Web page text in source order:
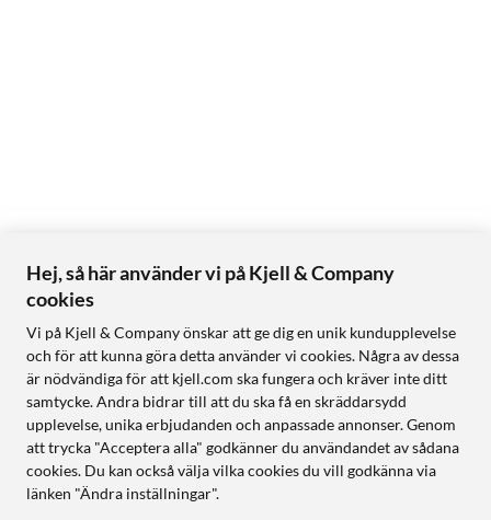
Hej, så här använder vi på Kjell & Company
cookies
Vi på Kjell & Company önskar att ge dig en unik kundupplevelse
och för att kunna göra detta använder vi cookies. Några av dessa
är nödvändiga för att kjell.com ska fungera och kräver inte ditt
samtycke. Andra bidrar till att du ska få en skräddarsydd
upplevelse, unika erbjudanden och anpassade annonser. Genom
att trycka "Acceptera alla" godkänner du användandet av sådana
cookies. Du kan också välja vilka cookies du vill godkänna via
länken "Ändra inställningar".